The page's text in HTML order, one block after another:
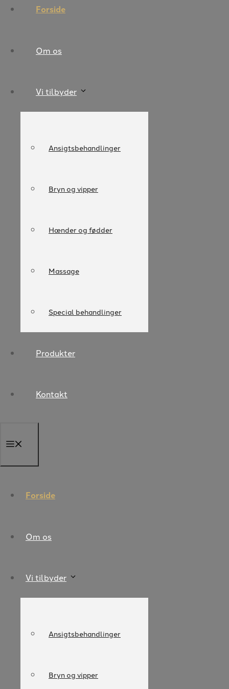
Forside
Om os
Vi tilbyder
Ansigtsbehandlinger
Bryn og vipper
Hænder og fødder
Massage
Special behandlinger
Produkter
Kontakt
Forside
Om os
Vi tilbyder
Ansigtsbehandlinger
Bryn og vipper